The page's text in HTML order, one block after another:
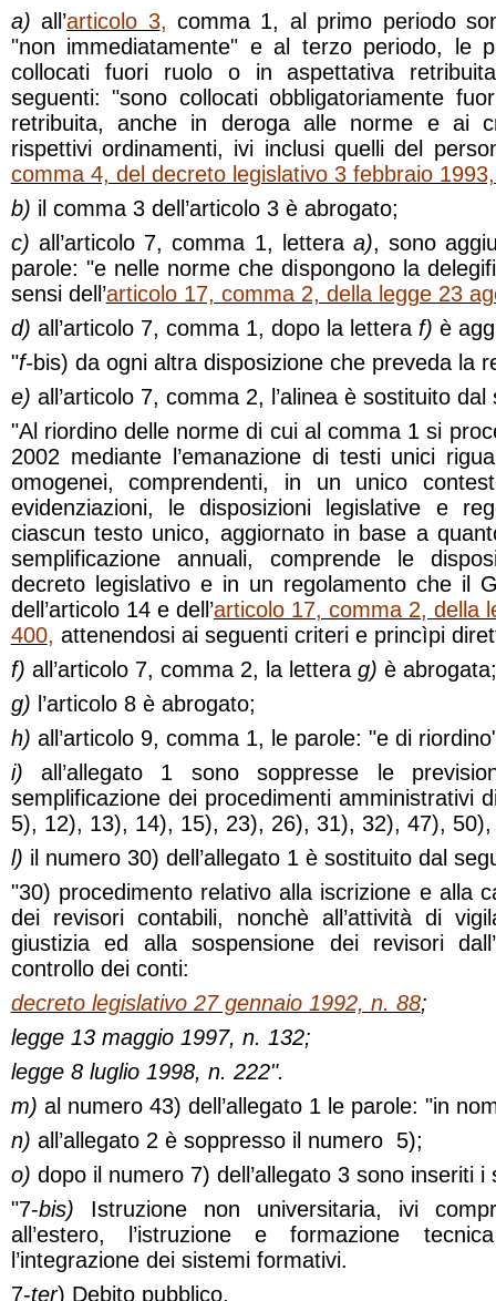
a) all’articolo 3, comma 1, al primo periodo
"non immediatamente" e al terzo periodo, le
collocati fuori ruolo o in aspettativa
seguenti: "sono collocati obbligatoriamente
retribuita, anche in deroga alle norme e ai
rispettivi ordinamenti, ivi inclusi quelli del
comma 4, del decreto legislativo 3 febbraio
b) il comma 3 dell’articolo 3 è abrogato;
c) all’articolo 7, comma 1, lettera a), sono
parole: "e nelle norme che dispongono la
sensi dell’articolo 17, comma 2, della legge 23
d) all’articolo 7, comma 1, dopo la lettera f) è
"f-bis) da ogni altra disposizione che preveda la
e) all’articolo 7, comma 2, l’alinea è sostituito dal
"Al riordino delle norme di cui al comma 1 si
2002 mediante l’emanazione di testi unici
omogenei, comprendenti, in un unico
evidenziazioni, le disposizioni legislative e
ciascun testo unico, aggiornato in base a
semplificazione annuali, comprende le
decreto legislativo e in un regolamento che il
dell’articolo 14 e dell’articolo 17, comma 2, della
400, attenendosi ai seguenti criteri e princìpi
f) all’articolo 7, comma 2, la lettera g) è abrogata;
g) l’articolo 8 è abrogato;
h) all’articolo 9, comma 1, le parole: "e di
i)all’allegato 1 sono soppresse le
semplificazione dei procedimenti amministrativi
5), 12), 13), 14), 15), 23), 26), 31), 32), 47),
l) il numero 30) dell’allegato 1 è sostituito dal
"30) procedimento relativo alla iscrizione e alla
dei revisori contabili, nonchè all’attività di
giustizia ed alla sospensione dei revisori
controllo dei conti:
decreto legislativo 27 gennaio 1992, n. 88;
legge 13 maggio 1997, n. 132;
legge 8 luglio 1998, n. 222".
m) al numero 43) dell’allegato 1 le parole: "in
n) all’allegato 2 è soppresso il numero
5);
o) dopo il numero 7) dell’allegato 3 sono inseriti i
"7-bis) Istruzione non universitaria, ivi
all’estero, l’istruzione e formazione
l’integrazione dei sistemi formativi.
7-ter) Debito pubblico.